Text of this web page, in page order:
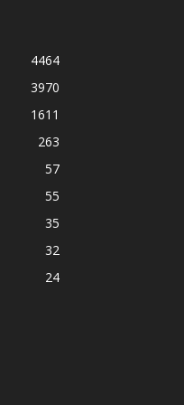
4464
3970
1611
263
57
55
35
32
24